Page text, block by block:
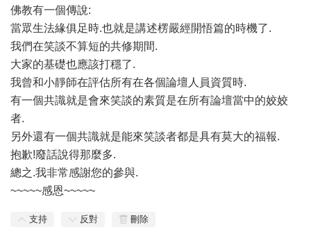
佛教有一個傳說:
當眾生法緣俱足時.也就是講述楞嚴經開悟篇的時機了.
我們在笑談不算短的共修期間.
大家的基礎也應該打穩了.
我曾和小靜師在評估所有在各個論壇人員資質時.
有一個共識就是會來笑談的素質是在所有論壇當中的姣姣
者.
另外還有一個共識就是能來笑談者都是具有莫大的福報.
抱歉!廢話說得那麼多.
總之.我非常感謝您的參與.
~~~~~感恩~~~~~
支持 反對 刪除